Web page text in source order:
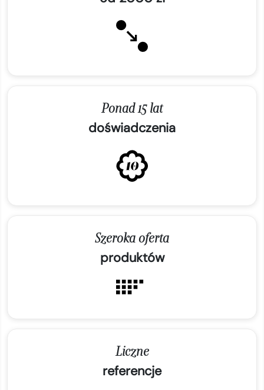
Ponad 15 lat
doświadczenia
Szeroka oferta
produktów
Liczne
referencje